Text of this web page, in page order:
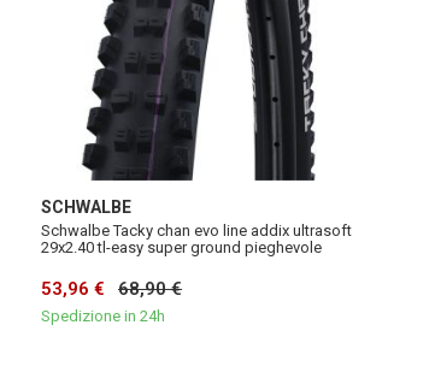
SCHWALBE
Schwalbe Tacky chan evo line addix ultrasoft
29x2.40 tl-easy super ground pieghevole
53,96 € 68,90 €
Spedizione in 24h